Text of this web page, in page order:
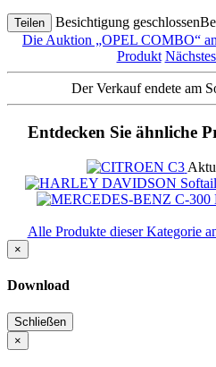
Teilen Besichtigung geschlossen
Die Auktion „OPEL COMBO“
Produkt
Der Verkauf endete am
Entdecken Sie ähnliche
Alle Produkte dieser Kategorie
×
Download
Schließen
×